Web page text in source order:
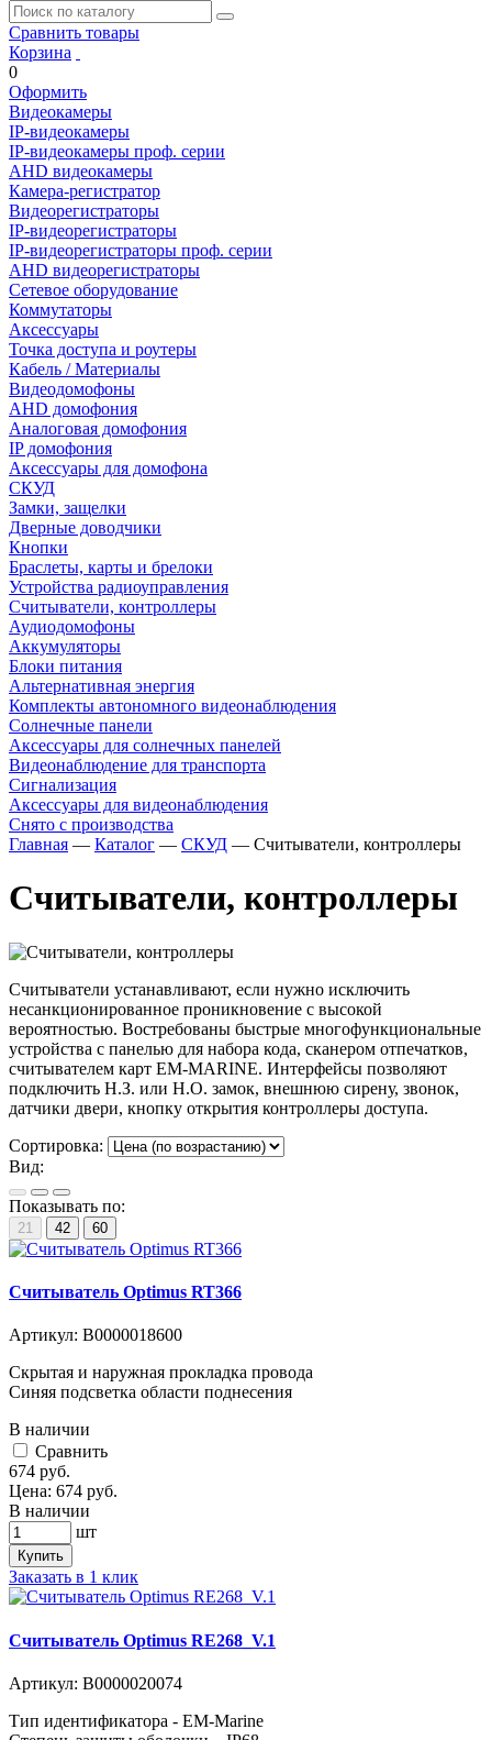
Сравнить товары
Корзина
0
Оформить
Видеокамеры
IP-видеокамеры
IP-видеокамеры проф. серии
AHD видеокамеры
Камера-регистратор
Видеорегистраторы
IP-видеорегистраторы
IP-видеорегистраторы проф. серии
AHD видеорегистраторы
Сетевое оборудование
Коммутаторы
Аксессуары
Точка доступа и роутеры
Кабель / Материалы
Видеодомофоны
AHD домофония
Аналоговая домофония
IP домофония
Аксессуары для домофона
СКУД
Замки, защелки
Дверные доводчики
Кнопки
Браслеты, карты и брелоки
Устройства радиоуправления
Считыватели, контроллеры
Аудиодомофоны
Аккумуляторы
Блоки питания
Альтернативная энергия
Комплекты автономного видеонаблюдения
Солнечные панели
Аксессуары для солнечных панелей
Видеонаблюдение для транспорта
Сигнализация
Аксессуары для видеонаблюдения
Снято с производства
Главная — Каталог — СКУД — Считыватели, контроллеры
Считыватели, контроллеры
Считыватели устанавливают, если нужно исключить
несанкционированное проникновение с высокой
вероятностью. Востребованы быстрые многофункциональные
устройства с панелью для набора кода, сканером отпечатков,
считывателем карт EM-MARINE. Интерфейсы позволяют
подключить Н.З. или Н.О. замок, внешнюю сирену, звонок,
датчики двери, кнопку открытия контроллеры доступа.
Сортировка:
Вид:
Показывать по:
21 42 60
Считыватель Optimus RT366
Артикул: В0000018600
Скрытая и наружная прокладка провода
Синяя подсветка области поднесения
В наличии
Cравнить
674 руб.
Цена: 674 руб.
В наличии
шт
Купить
Заказать в 1 клик
Считыватель Optimus RE268_V.1
Артикул: В0000020074
Тип идентификатора - EM-Marine